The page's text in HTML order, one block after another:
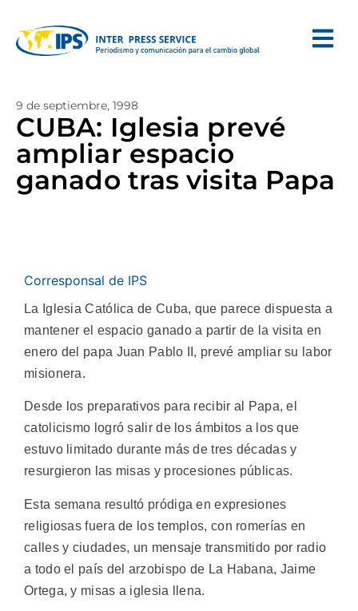
9 de septiembre, 1998
CUBA: Iglesia prevé
ampliar espacio
ganado tras visita Papa
Corresponsal de IPS
La Iglesia Católica de Cuba, que parece dispuesta a
mantener el espacio ganado a partir de la visita en
enero del papa Juan Pablo II, prevé ampliar su labor
misionera.
Desde los preparativos para recibir al Papa, el
catolicismo logró salir de los ámbitos a los que
estuvo limitado durante más de tres décadas y
resurgieron las misas y procesiones públicas.
Esta semana resultó pródiga en expresiones
religiosas fuera de los templos, con romerías en
calles y ciudades, un mensaje transmitido por radio
a todo el país del arzobispo de La Habana, Jaime
Ortega, y misas a iglesia llena.